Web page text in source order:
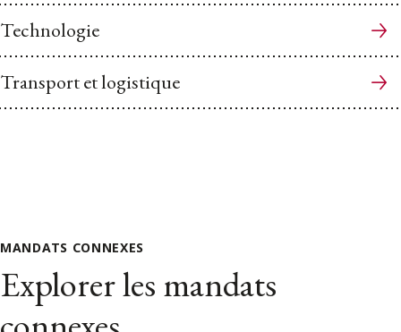
Technologie
Transport et logistique
MANDATS CONNEXES
Explorer les mandats